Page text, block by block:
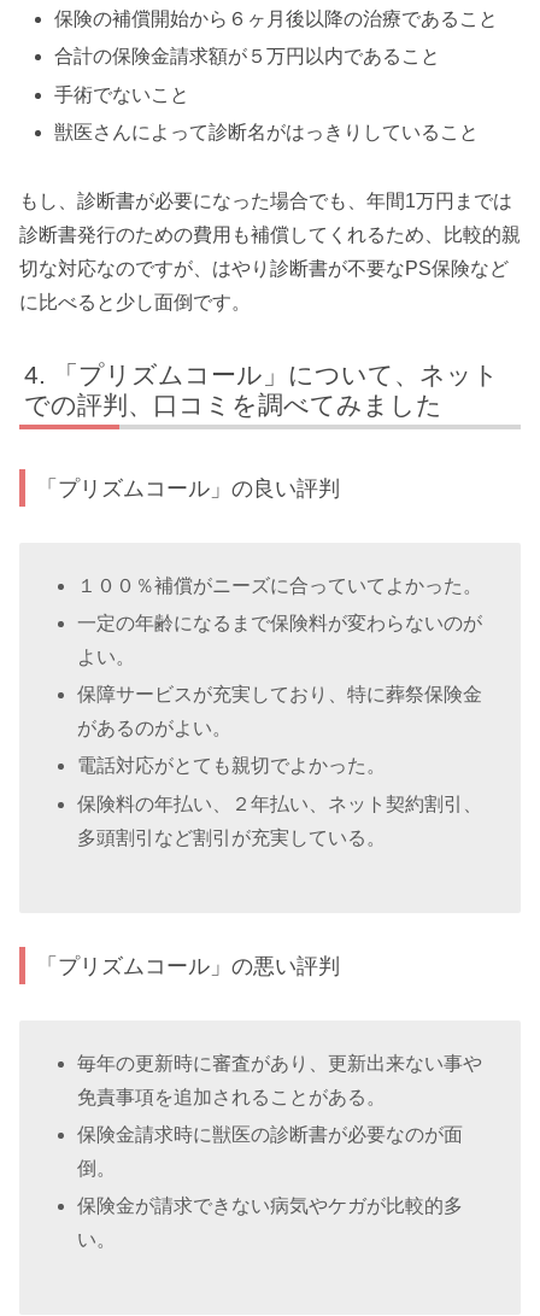
保険の補償開始から６ヶ月後以降の治療であること
合計の保険金請求額が５万円以内であること
手術でないこと
獣医さんによって診断名がはっきりしていること
もし、診断書が必要になった場合でも、年間1万円までは
診断書発行のための費用も補償してくれるため、比較的親
切な対応なのですが、はやり診断書が不要なPS保険など
に比べると少し面倒です。
「プリズムコール」について、ネット
での評判、口コミを調べてみました
「プリズムコール」の良い評判
１００％補償がニーズに合っていてよかった。
一定の年齢になるまで保険料が変わらないのが
よい。
保障サービスが充実しており、特に葬祭保険金
があるのがよい。
電話対応がとても親切でよかった。
保険料の年払い、２年払い、ネット契約割引、
多頭割引など割引が充実している。
「プリズムコール」の悪い評判
毎年の更新時に審査があり、更新出来ない事や
免責事項を追加されることがある。
保険金請求時に獣医の診断書が必要なのが面
倒。
保険金が請求できない病気やケガが比較的多
い。